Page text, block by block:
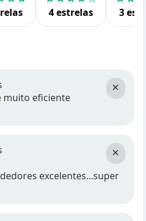
4 estrelas 3
×
muito eficiente
×
excelentes...super